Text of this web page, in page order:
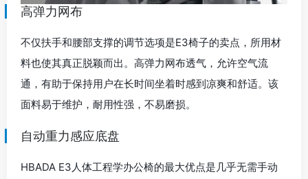
高弹力网布
不仅扶手和腰部支撑的调节选项是E3椅子的卖点，所用材
料也使其真正脱颖而出。高弹力网布透气，允许空气流
通，有助于保持用户在长时间坐着时感到凉爽和舒适。该
面料易于维护，耐用性强，不易磨损。
自动重力感应底盘
HBADA E3人体工程学办公椅的最大优点是几乎无需手动